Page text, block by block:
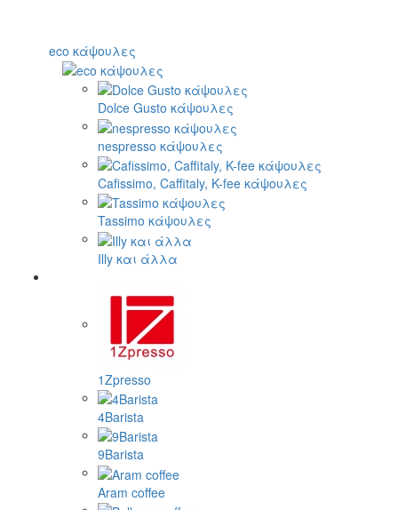
eco κάψουλες
Dolce Gusto κάψουλες
nespresso κάψουλες
Cafissimo, Caffitaly, K-fee κάψουλες
Tassimo κάψουλες
Illy και άλλα
1Zpresso
4Barista
9Barista
Aram coffee